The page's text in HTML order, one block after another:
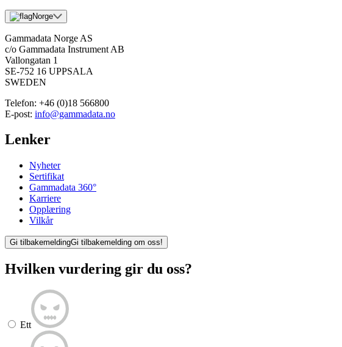
Norge
Gammadata Norge AS
c/o Gammadata Instrument AB
Vallongatan 1
SE-752 16 UPPSALA
SWEDEN
Telefon: +46 (0)18 566800
E-post: info@gammadata.no
Lenker
Nyheter
Sertifikat
Gammadata 360°
Karriere
Opplæring
Vilkår
Gi tilbakemeldingGi tilbakemelding om oss!
Hvilken vurdering gir du oss?
Ett